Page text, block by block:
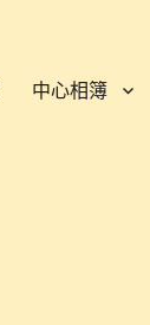
中心相簿